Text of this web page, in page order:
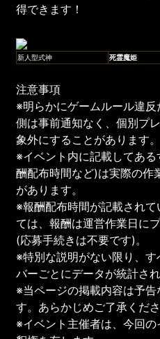
得できます！
新人型式神 死霊魔姫
注意事項
※明らかにゲームルール違
側は事前通知なく、個別プ
象外にすることがあります。
※イベント内に記載してあ
酬配布時間など)は実際の作
があります。
※報酬配布時間が記載され
ては、報酬は運営作業日に
(応募手続きは不要です)。
※特別な説明がない限り、
バーごとにデータが統計さ
※当ページの掲載内容は予
す。あらかじめご了承くださ
※イベント主催者は、今回